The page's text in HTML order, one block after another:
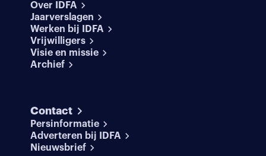
Over IDFA
Jaarverslagen
Werken bij IDFA
Vrijwilligers
Visie en missie
Archief
Contact
Persinformatie
Adverteren bij IDFA
Nieuwsbrief